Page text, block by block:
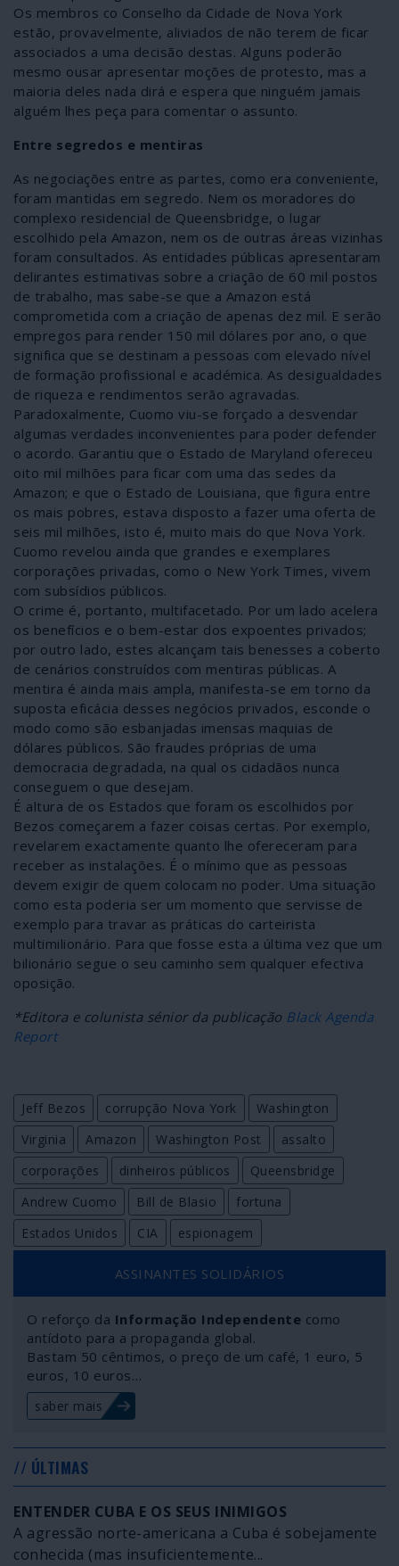
Os membros co Conselho da Cidade de Nova York
estão, provavelmente, aliviados de não terem de ficar
associados a uma decisão destas. Alguns poderão
mesmo ousar apresentar moções de protesto, mas a
maioria deles nada dirá e espera que ninguém jamais
alguém lhes peça para comentar o assunto.
Entre segredos e mentiras
As negociações entre as partes, como era conveniente,
foram mantidas em segredo. Nem os moradores do
complexo residencial de Queensbridge, o lugar
escolhido pela Amazon, nem os de outras áreas vizinhas
foram consultados. As entidades públicas apresentaram
delirantes estimativas sobre a criação de 60 mil postos
de trabalho, mas sabe-se que a Amazon está
comprometida com a criação de apenas dez mil. E serão
empregos para render 150 mil dólares por ano, o que
significa que se destinam a pessoas com elevado nível
de formação profissional e académica. As desigualdades
de riqueza e rendimentos serão agravadas.
Paradoxalmente, Cuomo viu-se forçado a desvendar
algumas verdades inconvenientes para poder defender
o acordo. Garantiu que o Estado de Maryland ofereceu
oito mil milhões para ficar com uma das sedes da
Amazon; e que o Estado de Louisiana, que figura entre
os mais pobres, estava disposto a fazer uma oferta de
seis mil milhões, isto é, muito mais do que Nova York.
Cuomo revelou ainda que grandes e exemplares
corporações privadas, como o New York Times, vivem
com subsídios públicos.
O crime é, portanto, multifacetado. Por um lado acelera
os benefícios e o bem-estar dos expoentes privados;
por outro lado, estes alcançam tais benesses a coberto
de cenários construídos com mentiras públicas. A
mentira é ainda mais ampla, manifesta-se em torno da
suposta eficácia desses negócios privados, esconde o
modo como são esbanjadas imensas maquias de
dólares públicos. São fraudes próprias de uma
democracia degradada, na qual os cidadãos nunca
conseguem o que desejam.
É altura de os Estados que foram os escolhidos por
Bezos começarem a fazer coisas certas. Por exemplo,
revelarem exactamente quanto lhe ofereceram para
receber as instalações. É o mínimo que as pessoas
devem exigir de quem colocam no poder. Uma situação
como esta poderia ser um momento que servisse de
exemplo para travar as práticas do carteirista
multimilionário. Para que fosse esta a última vez que um
bilionário segue o seu caminho sem qualquer efectiva
oposição.
*Editora e colunista sénior da publicação Black Agenda
Report
Jeff Bezos corrupção Nova York
Washington
Virginia
Amazon Washington Post
assalto
corporações
dinheiros públicos
Queensbridge
Andrew Cuomo
Bill de Blasio
fortuna
Estados Unidos
CIA espionagem
ASSINANTES SOLIDÁRIOS
O reforço da Informação Independente como
antídoto para a propaganda global.
Bastam 50 cêntimos, o preço de um café, 1 euro, 5
euros, 10 euros…
saber mais
// ÚLTIMAS
ENTENDER CUBA E OS SEUS INIMIGOS
A agressão norte-americana a Cuba é sobejamente
conhecida (mas insuficientemente...